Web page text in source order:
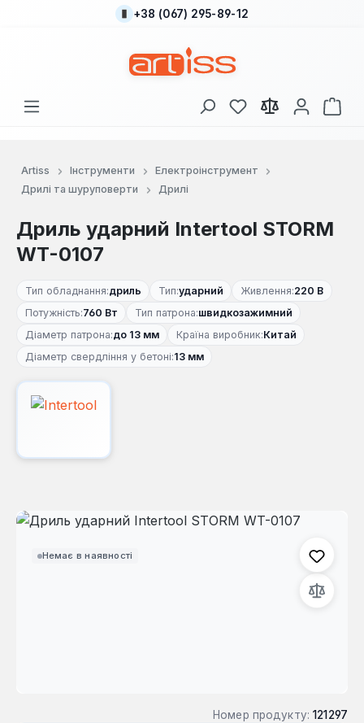
Перейти до основного вмісту
+38 (067) 295-89-12
У вас є 0 у списку
Artiss Інструменти
Електроінструмент
Дрилі та шуруповерти
Дрилі
Дриль ударний Intertool STORM
WT-0107
Тип обладнання:дриль Тип:ударний Живлення:220 В
Потужність:760 Вт Тип патрона:швидкозажимний
Діаметр патрона:до 13 мм Країна виробник:Китай
Діаметр свердління у бетоні:13 мм
Немає в наявності
Пропустити галерею зображень
Номер продукту: 121297